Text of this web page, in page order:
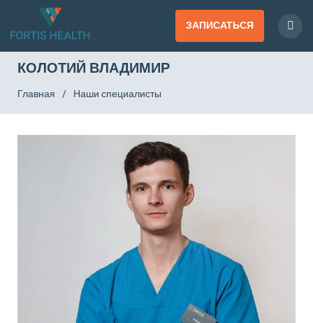
ЗАПИСАТЬСЯ
КОЛОТИЙ ВЛАДИМИР
Главная / Наши специалисты